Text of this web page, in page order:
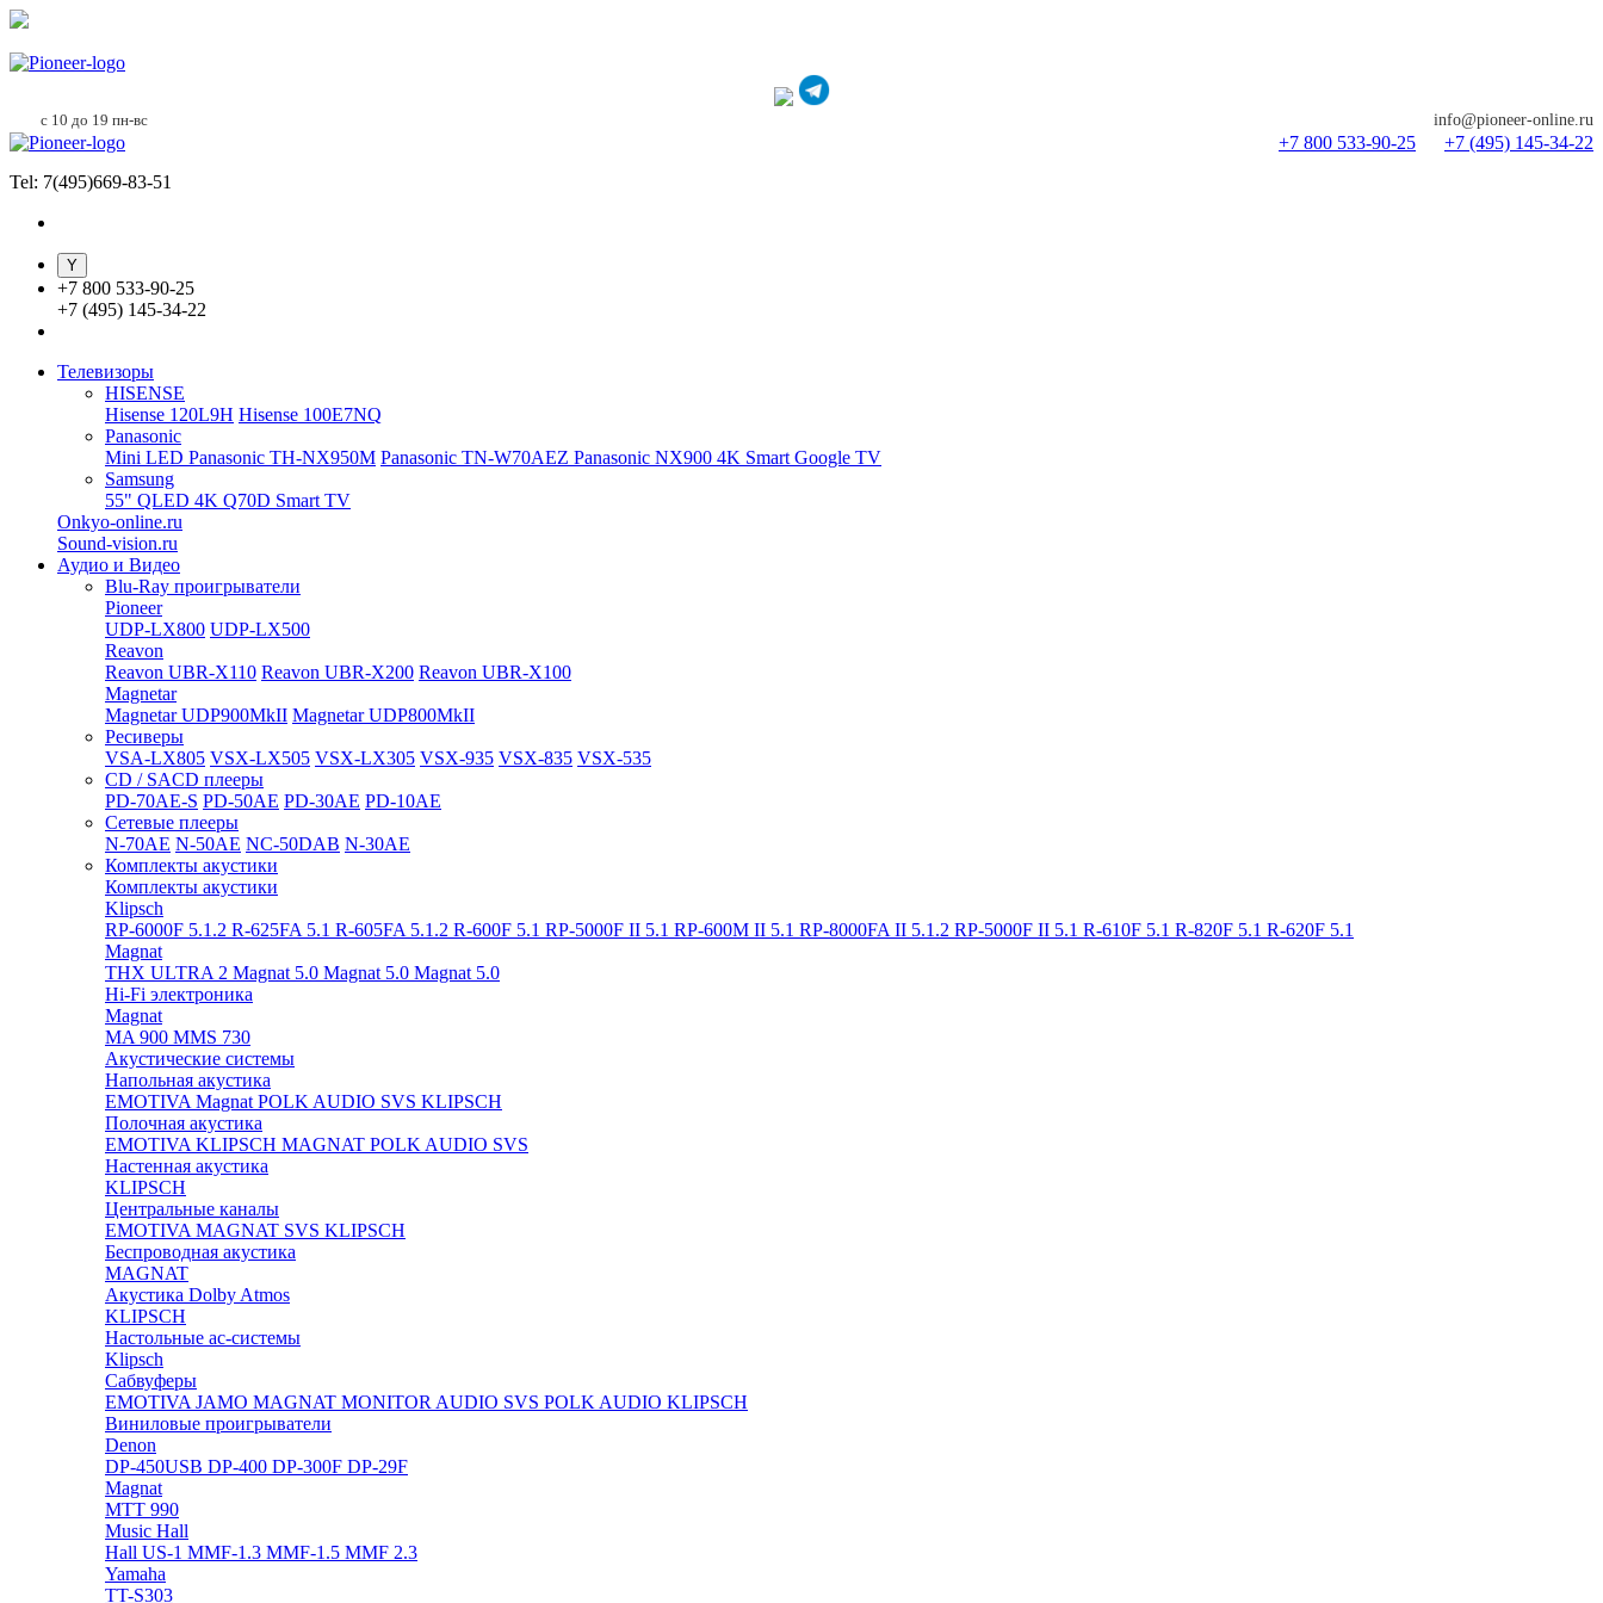
с 10 до 19 пн-вс info@pioneer-online.ru
+7 800 533-90-25
+7 (495) 145-34-22
Tel: 7(495)669-83-51
+7 800 533-90-25
+7 (495) 145-34-22
Телевизоры
HISENSE
Hisense 120L9H Hisense 100E7NQ
Panasonic
Mini LED Panasonic TH-NX950M Panasonic TN-W70AEZ Panasonic NX900 4K Smart Google TV
Samsung
55" QLED 4K Q70D Smart TV
Onkyo-online.ru
Sound-vision.ru
Аудио и Видео
Blu-Ray проигрыватели
Pioneer
UDP-LX800 UDP-LX500
Reavon
Reavon UBR-X110 Reavon UBR-X200 Reavon UBR-X100
Magnetar
Magnetar UDP900MkII Magnetar UDP800MkII
Ресиверы
VSA-LX805 VSX-LX505 VSX-LX305 VSX-935 VSX-835 VSX-535
CD / SACD плееры
PD-70AE-S PD-50AE PD-30AE PD-10AE
Сетевые плееры
N-70AE N-50AE NC-50DAB N-30AE
Комплекты акустики
Комплекты акустики
Klipsch
RP-6000F 5.1.2 R-625FA 5.1 R-605FA 5.1.2 R-600F 5.1 RP-5000F II 5.1 RP-600M II 5.1 RP-8000FA II 5.1.2 RP-5000F II 5.1 R-610F 5.1 R-820F 5.1 R-620F 5.1
Magnat
THX ULTRA 2 Magnat 5.0 Magnat 5.0 Magnat 5.0
Hi-Fi электроника
Magnat
MA 900 MMS 730
Акустические системы
Напольная акустика
EMOTIVA Magnat POLK AUDIO SVS KLIPSCH
Полочная акустика
EMOTIVA KLIPSCH MAGNAT POLK AUDIO SVS
Настенная акустика
KLIPSCH
Центральные каналы
EMOTIVA MAGNAT SVS KLIPSCH
Беспроводная акустика
MAGNAT
Акустика Dolby Atmos
KLIPSCH
Настольные ас-системы
Klipsch
Сабвуферы
EMOTIVA JAMO MAGNAT MONITOR AUDIO SVS POLK AUDIO KLIPSCH
Виниловые проигрыватели
Denon
DP-450USB DP-400 DP-300F DP-29F
Magnat
MTT 990
Music Hall
Hall US-1 MMF-1.3 MMF-1.5 MMF 2.3
Yamaha
TT-S303